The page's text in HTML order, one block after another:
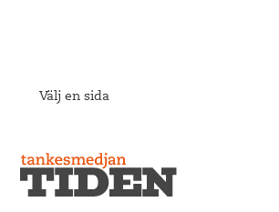
Välj en sida